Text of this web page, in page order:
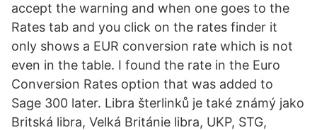
accept the warning and when one goes to the
Rates tab and you click on the rates finder it
only shows a EUR conversion rate which is not
even in the table. I found the rate in the Euro
Conversion Rates option that was added to
Sage 300 later. Libra šterlinků je také známý jako
Britská libra, Velká Británie libra, UKP, STG,